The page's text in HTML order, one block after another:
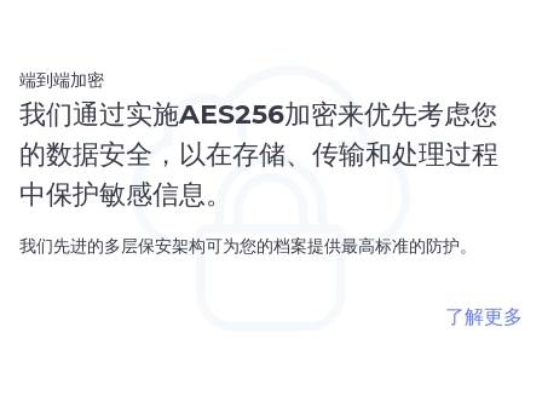
端到端加密
我们通过实施AES256加密来优先考虑您
的数据安全，以在存储、传输和处理过程
中保护敏感信息。
我们先进的多层保安架构可为您的档案提供最高标准的防护。
了解更多